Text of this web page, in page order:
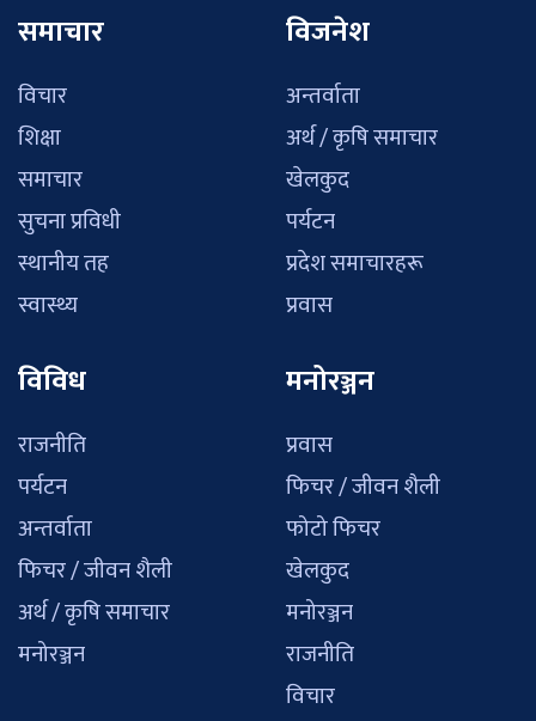
समाचार
विचार
शिक्षा
समाचार
सुचना प्रविधी
स्थानीय तह
स्वास्थ्य
विजनेश
अन्तर्वाता
अर्थ / कृषि समाचार
खेलकुद
पर्यटन
प्रदेश समाचारहरू
प्रवास
विविध
राजनीति
पर्यटन
अन्तर्वाता
फिचर / जीवन शैली
अर्थ / कृषि समाचार
मनोरञ्जन
मनोरञ्जन
प्रवास
फिचर / जीवन शैली
फोटो फिचर
खेलकुद
मनोरञ्जन
राजनीति
विचार